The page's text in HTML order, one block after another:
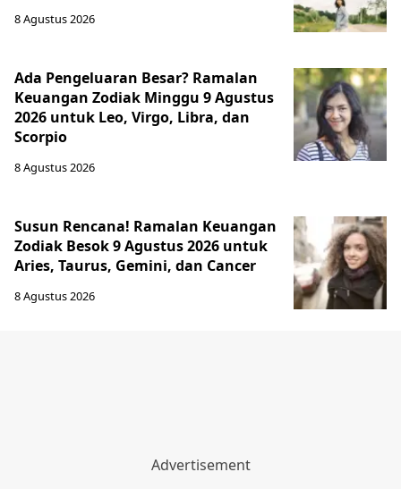
8 Agustus 2026
Ada Pengeluaran Besar? Ramalan
Keuangan Zodiak Minggu 9 Agustus
2026 untuk Leo, Virgo, Libra, dan
Scorpio
8 Agustus 2026
Susun Rencana! Ramalan Keuangan
Zodiak Besok 9 Agustus 2026 untuk
Aries, Taurus, Gemini, dan Cancer
8 Agustus 2026